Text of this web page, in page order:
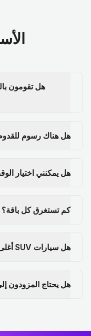
هل تقومون
هل هناك رسوم
هل يمكنني اختيار
كم تستغرق كل باقة؟
هل سيارات SUV أغلى؟
هل يحتاج المزودون